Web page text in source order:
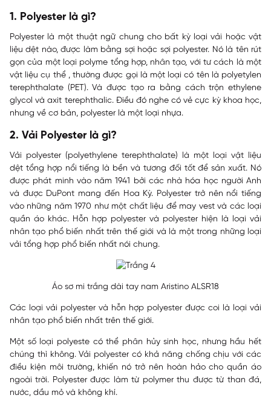
1. Polyester là gì?
Polyester là một thuật ngữ chung cho bất kỳ loại vải hoặc vật
liệu dệt nào, được làm bằng sợi hoặc sợi polyester. Nó là tên rút
gọn của một loại polyme tổng hợp, nhân tạo, với tư cách là một
vật liệu cụ thể , thường được gọi là một loại có tên là polyetylen
terephthalate (PET). Và được tạo ra bằng cách trộn ethylene
glycol và axit terephthalic. Điều đó nghe có vẻ cực kỳ khoa học,
nhưng về cơ bản, polyester là một loại nhựa.
2. Vải Polyester là gì?
Vải polyester (polyethylene terephthalate) là một loại vật liệu
dệt tổng hợp nổi tiếng là bền và tương đối tốt để sản xuất. Nó
được phát minh vào năm 1941 bởi các nhà hóa học người Anh
và được DuPont mang đến Hoa Kỳ. Polyester trở nên nổi tiếng
vào những năm 1970 như một chất liệu để may vest và các loại
quần áo khác. Hỗn hợp polyester và polyester hiện là loại vải
nhân tạo phổ biến nhất trên thế giới và là một trong những loại
vải tổng hợp phổ biến nhất nói chung.
Áo sơ mi trắng dài tay nam Aristino ALSR18
Các loại vải polyester và hỗn hợp polyester được coi là loại vải
nhân tạo phổ biến nhất trên thế giới.
Một số loại polyeste có thể phân hủy sinh học, nhưng hầu hết
chúng thì không. Vải polyester có khả năng chống chịu với các
điều kiện môi trường, khiến nó trở nên hoàn hảo cho quần áo
ngoài trời. Polyester được làm từ polymer thu được từ than đá,
nước, dầu mỏ và không khí.